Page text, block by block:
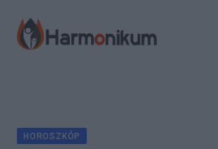
content
HOROSZKÓP